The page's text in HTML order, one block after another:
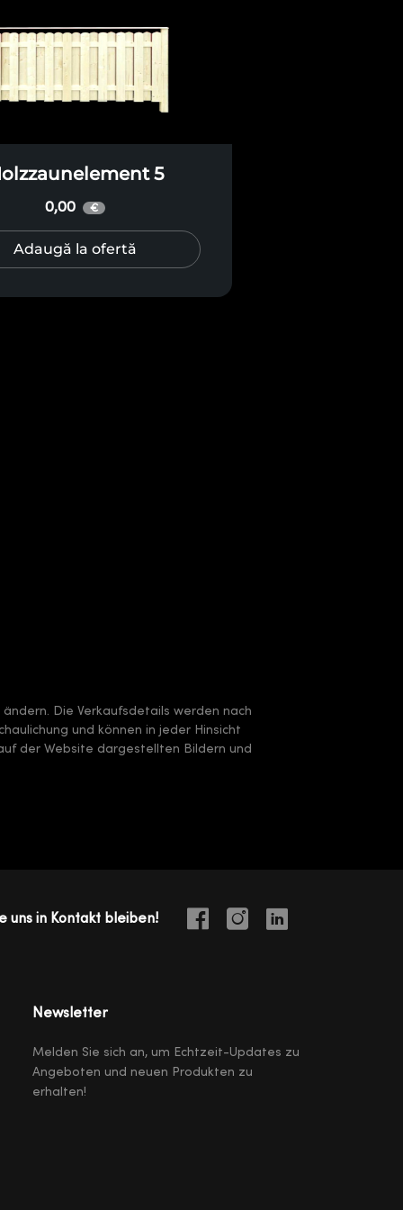
5
0,00 €
Adaugă la ofertă
Die Verkaufsdetails werden nach
und können in jeder Hinsicht
der Website dargestellten Bildern und
uns in Kontakt bleiben!
Newsletter
Melden Sie sich an, um Echtzeit-Updates zu
Angeboten und neuen Produkten zu
erhalten!